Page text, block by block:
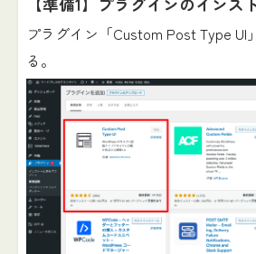
プラグイン「Custom Post Type UI
る。